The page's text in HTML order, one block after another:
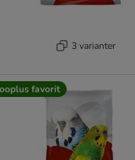
3 varianter
favorit